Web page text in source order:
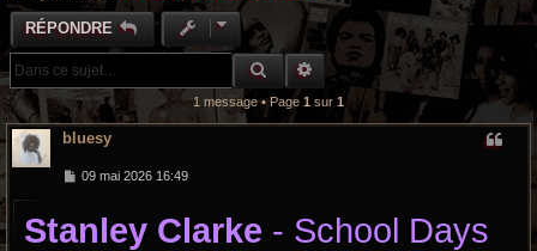
r
c
RÉPONDRE
RECHERCHE GROOVY
RECHERCHE AVANCÉE
1 message • Page 1 sur 1
bluesy
M
s
a
09 mai 2026 16:49
Stanley Clarke - School Days